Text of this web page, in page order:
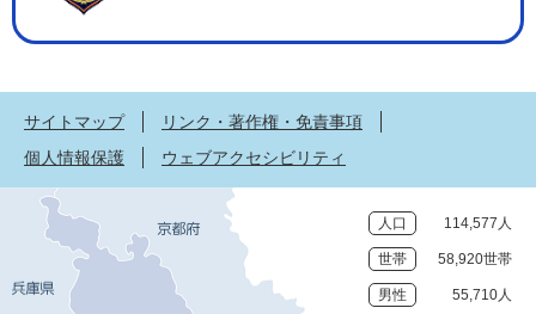
サイトマップ
リンク・著作権・免責事項
個人情報保護
ウェブアクセシビリティ
人口 114,577人
世帯 58,920世帯
男性 55,710人